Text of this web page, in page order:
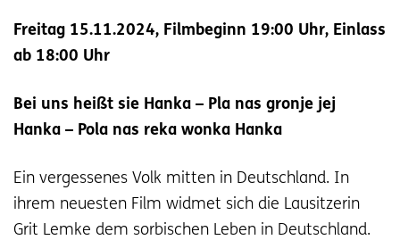
Freitag 15.11.2024, Filmbeginn 19:00 Uhr, Einlass
ab 18:00 Uhr
Bei uns heißt sie Hanka – Pla nas gronje jej
Hanka – Pola nas reka wonka Hanka
Ein vergessenes Volk mitten in Deutschland. In
ihrem neuesten Film widmet sich die Lausitzerin
Grit Lemke dem sorbischen Leben in Deutschland.